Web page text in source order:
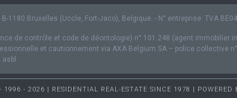
B-1180 Bruxelles (Uccle, Fort-Jaco), Belgique. - N° entreprise: TVA
de contrôle et code de déontologie) n° 101.248 (agent immobilier
et cautionnement via AXA Belgium SA – police collective
asbl
- 2026 | RESIDENTIAL REAL-ESTATE SINCE 1978 | POWERED